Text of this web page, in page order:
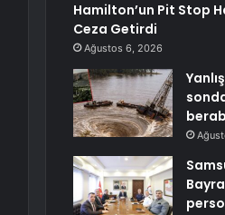
Hamilton’un Pit Stop
Ceza Getirdi
Ağustos 6, 2026